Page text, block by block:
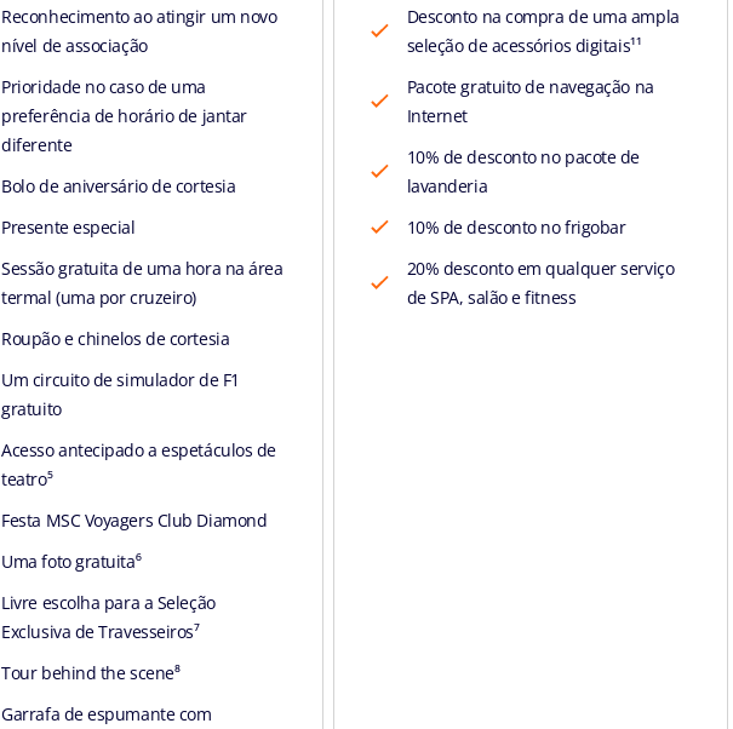
Reconhecimento ao atingir um novo
nível de associação
Prioridade no caso de uma
preferência de horário de jantar
diferente
Bolo de aniversário de cortesia
Presente especial
Sessão gratuita de uma hora na área
termal (uma por cruzeiro)
Roupão e chinelos de cortesia
Um circuito de simulador de F1
gratuito
Acesso antecipado a espetáculos de
teatro⁵
Festa MSC Voyagers Club Diamond
Uma foto gratuita⁶
Livre escolha para a Seleção
Exclusiva de Travesseiros⁷
Tour behind the scene⁸
Garrafa de espumante com
Desconto na compra de uma ampla
seleção de acessórios digitais¹¹
Pacote gratuito de navegação na
Internet
10% de desconto no pacote de
lavanderia
10% de desconto no frigobar
20% desconto em qualquer serviço
de SPA, salão e fitness